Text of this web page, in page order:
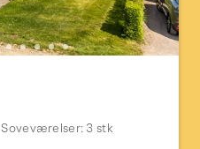
Soveværelser: 3 stk